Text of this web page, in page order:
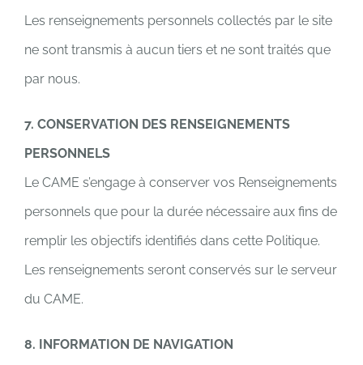
Les renseignements personnels collectés par le site
ne sont transmis à aucun tiers et ne sont traités que
par nous.
7. CONSERVATION DES RENSEIGNEMENTS
PERSONNELS
Le CAME s’engage à conserver vos Renseignements
personnels que pour la durée nécessaire aux fins de
remplir les objectifs identifiés dans cette Politique.
Les renseignements seront conservés sur le serveur
du CAME.
8. INFORMATION DE NAVIGATION